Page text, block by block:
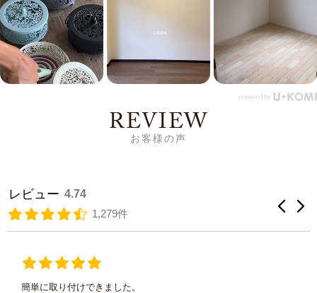
REVIEW
お客様の声
レビュー 4.74
1,279件
簡単に取り付けできました。